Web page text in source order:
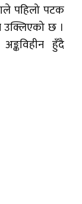
पहिलो पटक
उक्लिएको छ ।
हुँदै